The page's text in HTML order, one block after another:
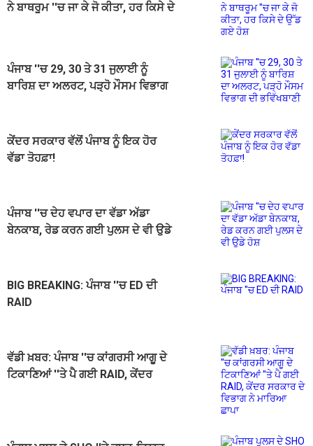
ਨੇ ਬਾਥਰੂਮ ''ਚ ਜਾ ਕੇ ਜੋ ਕੀਤਾ, ਹਰ ਕਿਸੇ ਦੇ
ਪੰਜਾਬ ''ਚ 29, 30 ਤੇ 31 ਜੁਲਾਈ ਨੂੰ
ਬਾਰਿਸ਼ ਦਾ ਅਲਰਟ, ਪੜ੍ਹੋ ਮੌਸਮ ਵਿਭਾਗ
ਕੇਂਦਰ ਸਰਕਾਰ ਵੱਲੋਂ ਪੰਜਾਬ ਨੂੰ ਇਕ ਹੋਰ
ਵੱਡਾ ਤੋਹਫ਼ਾ!
ਪੰਜਾਬ ''ਚ ਦੇਹ ਵਪਾਰ ਦਾ ਵੱਡਾ ਅੱਡਾ
ਬੇਨਕਾਬ, ਰੇਡ ਕਰਨ ਗਈ ਪੁਲਸ ਦੇ ਵੀ ਉਡੇ
BIG BREAKING: ਪੰਜਾਬ ''ਚ ED ਦੀ
RAID
ਵੱਡੀ ਖ਼ਬਰ: ਪੰਜਾਬ ''ਚ ਕਾਂਗਰਸੀ ਆਗੂ ਦੇ
ਟਿਕਾਣਿਆਂ ''ਤੇ ਪੈ ਗਈ RAID, ਕੇਂਦਰ